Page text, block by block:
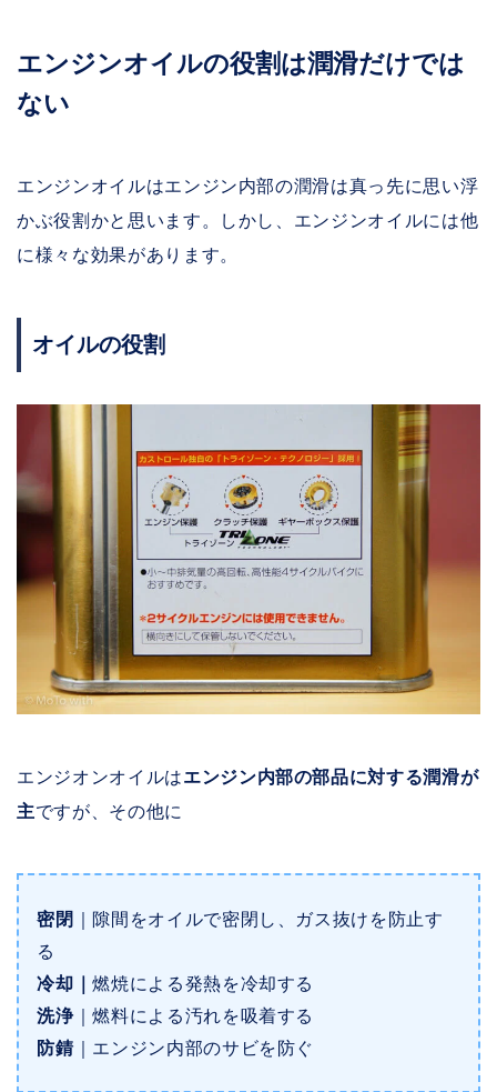
エンジンオイルの役割は潤滑だけでは
ない
エンジンオイルはエンジン内部の潤滑は真っ先に思い浮
かぶ役割かと思います。しかし、エンジンオイルには他
に様々な効果があります。
オイルの役割
エンジオンオイルは エンジン内部の部品に対する潤滑が
主ですが、その他に
密閉 ｜隙間をオイルで密閉し、ガス抜けを防止す
る
冷却｜燃焼による発熱を冷却する
洗浄｜燃料による汚れを吸着する
防錆｜エンジン内部のサビを防ぐ